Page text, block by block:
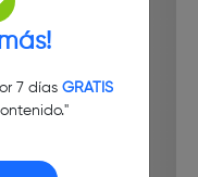
7 días GRATIS